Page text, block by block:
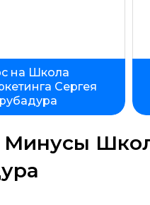
на Школа
Сергея